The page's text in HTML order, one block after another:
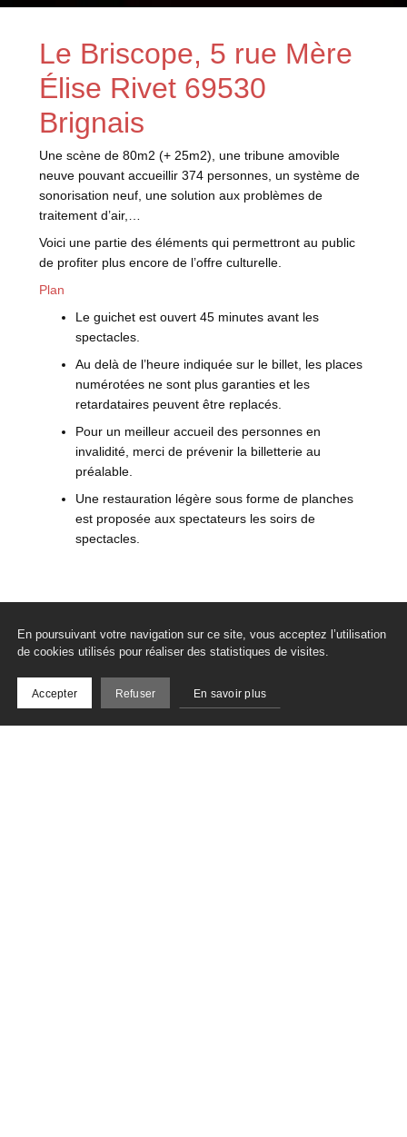
En poursuivant votre navigation sur ce site, vous acceptez l’utilisation
de cookies utilisés pour réaliser des statistiques de visites.
Accepter Refuser En savoir plus
Le Briscope, 5 rue Mère
Élise Rivet 69530
Brignais
Une scène de 80m2 (+ 25m2), une tribune amovible
neuve pouvant accueillir 374 personnes, un système de
sonorisation neuf, une solution aux problèmes de
traitement d’air,…
Voici une partie des éléments qui permettront au public
de profiter plus encore de l’offre culturelle.
Plan
Le guichet est ouvert 45 minutes avant les
spectacles.
Au delà de l’heure indiquée sur le billet, les places
numérotées ne sont plus garanties et les
retardataires peuvent être replacés.
Pour un meilleur accueil des personnes en
invalidité, merci de prévenir la billetterie au
préalable.
Une restauration légère sous forme de planches
est proposée aux spectateurs les soirs de
spectacles.
Inscrivez-vous à notre
newsletter